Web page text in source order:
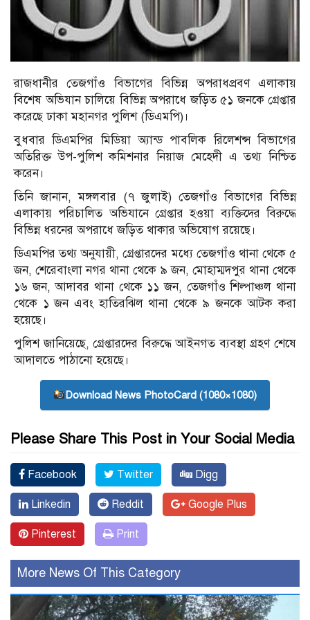
রাজধানীর তেজগাঁও বিভাগের বিভিন্ন অপরাধপ্রবণ এলাকায়
বিশেষ অভিযান চালিয়ে বিভিন্ন অপরাধে জড়িত ৫১ জনকে গ্রেপ্তার
করেছে ঢাকা মহানগর পুলিশ (ডিএমপি)।
বুধবার ডিএমপির মিডিয়া অ্যান্ড পাবলিক রিলেশন্স বিভাগের
অতিরিক্ত উপ-পুলিশ কমিশনার নিয়াজ মেহেদী এ তথ্য নিশ্চিত
করেন।
তিনি জানান, মঙ্গলবার (৭ জুলাই) তেজগাঁও বিভাগের বিভিন্ন
এলাকায় পরিচালিত অভিযানে গ্রেপ্তার হওয়া ব্যক্তিদের বিরুদ্ধে
বিভিন্ন ধরনের অপরাধে জড়িত থাকার অভিযোগ রয়েছে।
ডিএমপির তথ্য অনুযায়ী, গ্রেপ্তারদের মধ্যে তেজগাঁও থানা থেকে ৫
জন, শেরেবাংলা নগর থানা থেকে ৯ জন, মোহাম্মদপুর থানা থেকে
১৬ জন, আদাবর থানা থেকে ১১ জন, তেজগাঁও শিল্পাঞ্চল থানা
থেকে ১ জন এবং হাতিরঝিল থানা থেকে ৯ জনকে আটক করা
হয়েছে।
পুলিশ জানিয়েছে, গ্রেপ্তারদের বিরুদ্ধে আইনগত ব্যবস্থা গ্রহণ শেষে
আদালতে পাঠানো হয়েছে।
Download News PhotoCard (1080×1080)
Please Share This Post in Your Social Media
Facebook Twitter Digg
Linkedin Reddit Google Plus
Pinterest Print
More News Of This Category